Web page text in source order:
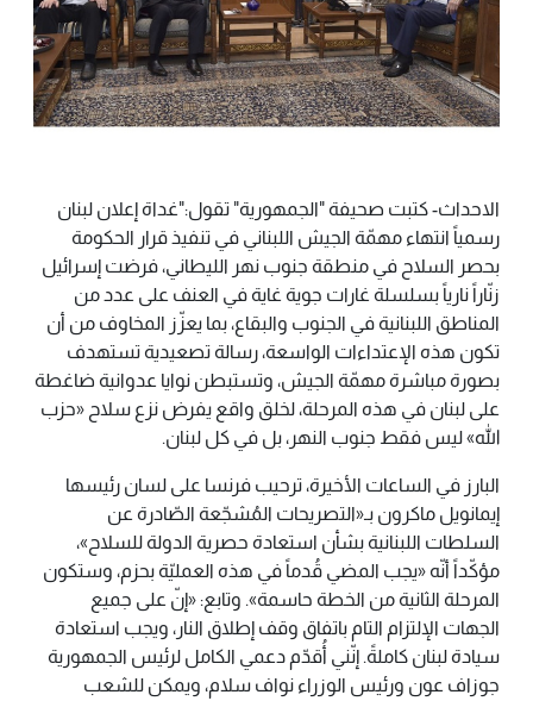
الاحداث- كتبت صحيفة "الجمهورية" تقول:"غداة إعلان لبنان
رسمياً انتهاء مهمّة الجيش اللبناني في تنفيذ قرار الحكومة
بحصر السلاح في منطقة جنوب نهر الليطاني، فرضت إسرائيل
زنّاراً نارياً بسلسلة غارات جوية غاية في العنف على عدد من
المناطق اللبنانية في الجنوب والبقاع، بما يعزّز المخاوف من أن
تكون هذه الإعتداءات الواسعة، رسالة تصعيدية تستهدف
بصورة مباشرة مهمّة الجيش، وتستبطن نوايا عدوانية ضاغطة
على لبنان في هذه المرحلة، لخلق واقع يفرض نزع سلاح «حزب
الله» ليس فقط جنوب النهر، بل في كل لبنان.
البارز في الساعات الأخيرة، ترحيب فرنسا على لسان رئيسها
إيمانويل ماكرون بـ«التصريحات المُشجّعة الصّادرة عن
السلطات اللبنانية بشأن استعادة حصرية الدولة للسلاح»،
مؤكّداً أنّه «يجب المضي قُدماً في هذه العمليّة بحزم، وستكون
المرحلة الثانية من الخطة حاسمة». وتابع: «إنّ على جميع
الجهات الإلتزام التام باتفاق وقف إطلاق النار، ويجب استعادة
سيادة لبنان كاملةً. إنّني أُقدّم دعمي الكامل لرئيس الجمهورية
جوزاف عون ورئيس الوزراء نواف سلام، ويمكن للشعب